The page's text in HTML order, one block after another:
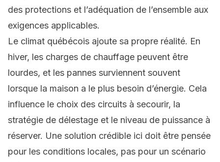
des protections et l’adéquation de l’ensemble aux
exigences applicables.
Le climat québécois ajoute sa propre réalité. En
hiver, les charges de chauffage peuvent être
lourdes, et les pannes surviennent souvent
lorsque la maison a le plus besoin d’énergie. Cela
influence le choix des circuits à secourir, la
stratégie de délestage et le niveau de puissance à
réserver. Une solution crédible ici doit être pensée
pour les conditions locales, pas pour un scénario